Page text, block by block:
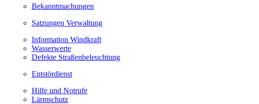
Bekanntmachungen
Satzungen Verwaltung
Information Windkraft
Wasserwerte
Defekte Straßenbeleuchtung
Entstördienst
Hilfe und Notrufe
Lärmschutz